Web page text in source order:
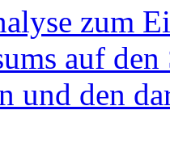
zum
auf
und den